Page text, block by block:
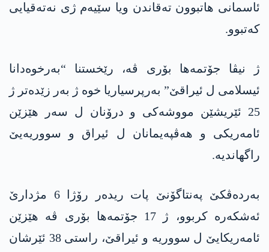
ئاسمانی ھاتبوون تەقاندن ویا سێیەم ژی نەتەقیایی
کەتبوو.
ژ نیڤا جۆتمەھا بۆری ڤە، رێخستنا “بەرخوەدانا
ئیسلامی ل ئیراقێ” بەرپرسیاریا خوە ژ بەر زێدەتر ژ
25 ئێریشێن مووشەکی و درۆنان ل سەر ھێزێن
ئامەریکی و ھەڤپەیمانان ل ئیراق و سووریەیێ
راگھاندیە.
بەردەڤکێ پەنتاگۆنێ پات ریدەر رۆژا 6 مژدارێ
ئەشکەرە کربوو، ژ 17 جۆتمەھا بۆری ڤە ھێزێن
ئامەریکایێ ل سووریە و ئیراقێ، راستی 38 ئێرشان